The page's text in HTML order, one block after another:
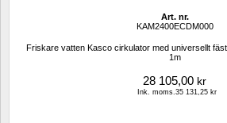
Art. nr.
KAM2400ECDM000
Friskare vatten Kasco cirkulator med universellt
1m
28 105,00 kr
Ink. moms.35 131,25 kr